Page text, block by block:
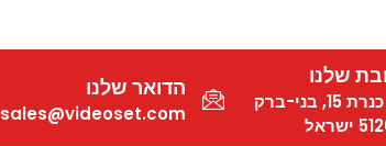
שלנו
רחוב כנרת 15, בני-ברק
הדואר שלנו
sales@videoset.com